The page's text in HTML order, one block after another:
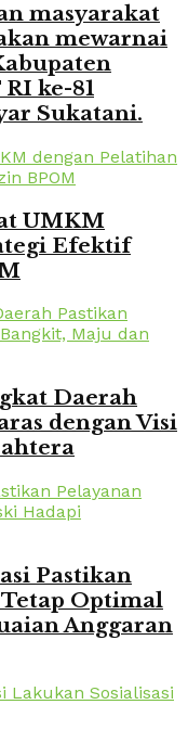
masyarakat
mewarnai
ke-81
Sukatani.
UMKM
Efektif
Daerah
dengan Visi
Pastikan
Optimal
Anggaran